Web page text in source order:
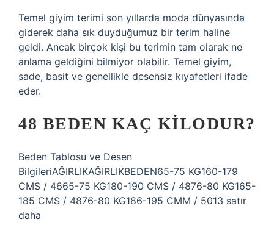
Temel giyim terimi son yıllarda moda dünyasında
giderek daha sık duyduğumuz bir terim haline
geldi. Ancak birçok kişi bu terimin tam olarak ne
anlama geldiğini bilmiyor olabilir. Temel giyim,
sade, basit ve genellikle desensiz kıyafetleri ifade
eder.
48 BEDEN KAÇ KILODUR?
Beden Tablosu ve Desen
BilgileriAĞIRLIKAĞIRLIKBEDEN65-75 KG160-179
CMS / 4665-75 KG180-190 CMS / 4876-80 KG165-
185 CMS / 4876-80 KG186-195 CMM / 5013 satır
daha